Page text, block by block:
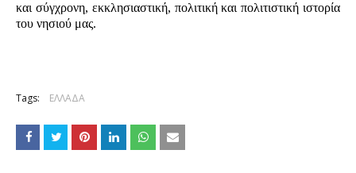
και σύγχρονη, εκκλησιαστική, πολιτική και πολιτιστική ιστορία
του νησιού μας.
Tags: ΕΛΛΑΔΑ